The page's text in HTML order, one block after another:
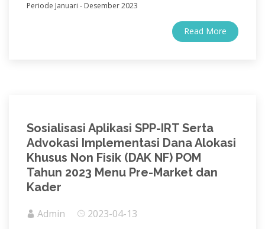
Periode Januari - Desember 2023
Read More
Sosialisasi Aplikasi SPP-IRT Serta
Advokasi Implementasi Dana Alokasi
Khusus Non Fisik (DAK NF) POM
Tahun 2023 Menu Pre-Market dan
Kader
Admin 2023-04-13